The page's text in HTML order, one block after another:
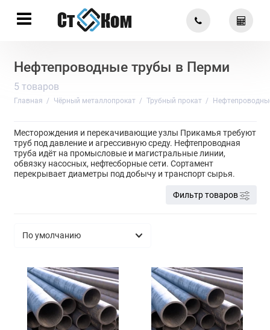
Нефтепроводные трубы в Перми
5 товаров
Главная Чёрный металлопрокат Трубный прокат
Месторождения и перекачивающие узлы Прикамья требуют
труб под давление и агрессивную среду. Нефтепроводная
труба идёт на промысловые и магистральные линии,
обвязку насосных, нефтесборные сети. Сортамент
перекрывает диаметры под добычу и транспорт сырья.
Фильтр товаров